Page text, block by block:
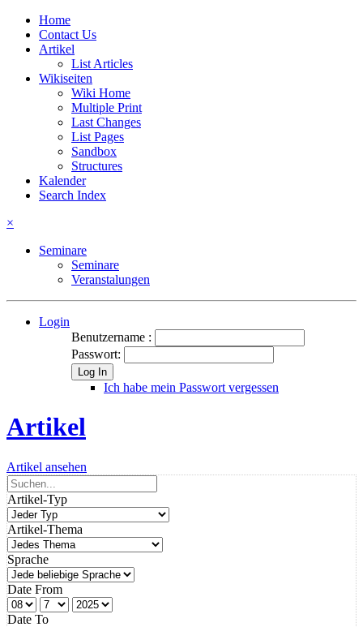
Home
Contact Us
Artikel
List Articles
Wikiseiten
Wiki Home
Multiple Print
Last Changes
List Pages
Sandbox
Structures
Kalender
Search Index
×
Seminare
Seminare
Veranstalungen
Login
Benutzername :
Passwort:
Log In
Ich habe mein Passwort vergessen
Artikel
Artikel ansehen
Artikel-Typ
Artikel-Thema
Sprache
Date From
Date To